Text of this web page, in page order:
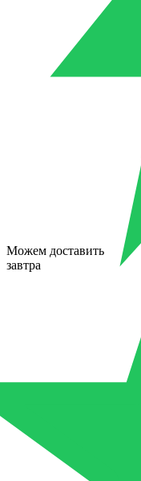
Можем доставить
завтра